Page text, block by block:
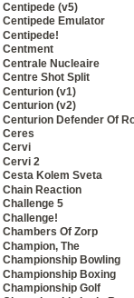
Centipede (v5)
Centipede Emulator
Centipede!
Centment
Centrale Nucleaire
Centre Shot Split
Centurion (v1)
Centurion (v2)
Centurion Defender Of
Ceres
Cervi
Cervi 2
Cesta Kolem Sveta
Chain Reaction
Challenge 5
Challenge!
Chambers Of Zorp
Champion, The
Championship Bowling
Championship Boxing
Championship Golf